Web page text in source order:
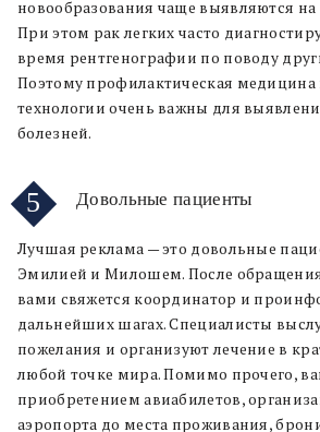
новообразования чаще выявляются на
При этом рак легких часто
время рентгенографии по поводу
Поэтому профилактическая
технологии очень важны для
болезней.
5 Довольные пациенты
Лучшая реклама — это довольные
Эмилией и Милошем. После
вами свяжется координатор и
дальнейших шагах. Специалисты
пожелания и организуют лечение в
любой точке мира. Помимо прочего,
приобретением авиабилетов,
аэропорта до места проживания,